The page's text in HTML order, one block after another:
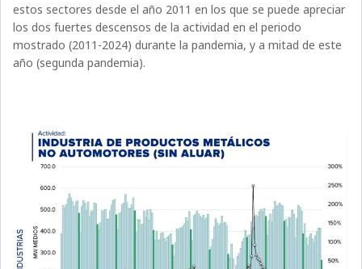
estos sectores desde el año 2011 en los que se puede apreciar
los dos fuertes descensos de la actividad en el periodo
mostrado (2011-2024) durante la pandemia, y a mitad de este
año (segunda pandemia).